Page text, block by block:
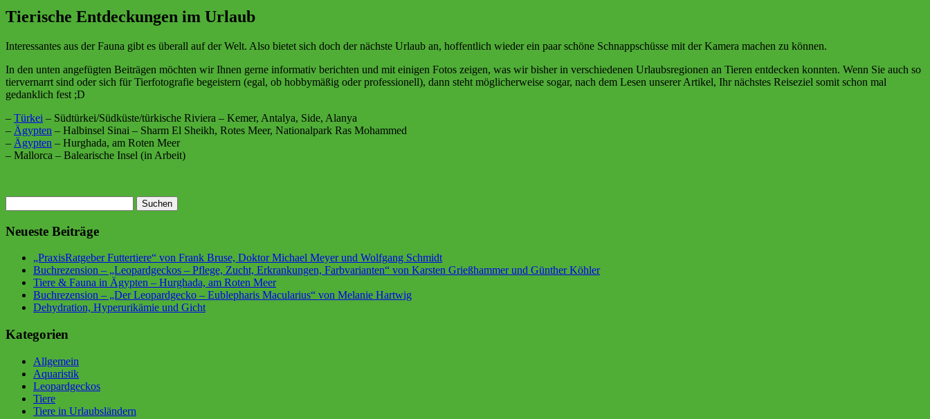
Tierische Entdeckungen im Urlaub
Interessantes aus der Fauna gibt es überall auf der Welt. Also bietet sich doch der nächste Urlaub an, hoffentlich wieder ein paar schöne Schnappschüsse mit der Kamera machen zu können.
In den unten angefügten Beiträgen möchten wir Ihnen gerne informativ berichten und mit einigen Fotos zeigen, was wir bisher in verschiedenen Urlaubsregionen an Tieren entdecken konnten. Wenn Sie auch so
tiervernarrt sind oder sich für Tierfotografie begeistern (egal, ob hobbymäßig oder professionell), dann steht möglicherweise sogar, nach dem Lesen unserer Artikel, Ihr nächstes Reiseziel somit schon mal
gedanklich fest ;D
– Türkei – Südtürkei/Südküste/türkische Riviera – Kemer, Antalya, Side, Alanya
– Ägypten – Halbinsel Sinai – Sharm El Sheikh, Rotes Meer, Nationalpark Ras Mohammed
– Ägypten – Hurghada, am Roten Meer
– Mallorca – Balearische Insel (in Arbeit)
nach:
Neueste Beiträge
„PraxisRatgeber Futtertiere“ von Frank Bruse, Doktor Michael Meyer und Wolfgang Schmidt
Buchrezension – „Leopardgeckos – Pflege, Zucht, Erkrankungen, Farbvarianten“ von Karsten Grießhammer und Günther Köhler
Tiere & Fauna in Ägypten – Hurghada, am Roten Meer
Buchrezension – „Der Leopardgecko – Eublepharis Macularius“ von Melanie Hartwig
Dehydration, Hyperurikämie und Gicht
Kategorien
Allgemein
Aquaristik
Leopardgeckos
Tiere
Tiere in Urlaubsländern